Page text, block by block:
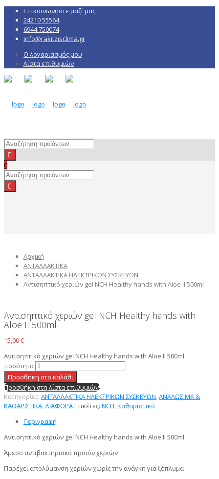
Επικοινωνήστε μαζί μας:
24210 55564
6944 750074
info@rakitzisclima.gr
Ο λογαριασμός μου
Λίστα επιθυμιών
0
Αρχική
ΑΝΤΑΛΛΑΚΤΙΚΑ
AΝΤΑΛΛΑΚΤΙΚΑ ΗΛΕΚΤΡΙΚΩΝ ΣΥΣΚΕΥΩΝ
Αντισηπτικό χεριών gel NCH Healthy hands with Aloe II 500ml
Αντισηπτικό χεριών gel NCH Healthy hands with
Aloe II 500ml
15,00€
Αντισηπτικό χεριών gel NCH Healthy hands with Aloe II 500ml
ποσότητα
Προσθήκη στο καλάθι
Προσθήκη στη λίστα επιθυμιών!
Κατηγορίες: AΝΤΑΛΛΑΚΤΙΚΑ ΗΛΕΚΤΡΙΚΩΝ ΣΥΣΚΕΥΩΝ,ΑΝΑΛΩΣΙΜΑ &
ΚΑΘΑΡΙΣΤΙΚΑ, ΔΙΑΦΟΡΑ Ετικέτες: NCH,Καθαριστικό
Περιγραφή
Αντισηπτικό χεριών gel NCH Healthy hands with Aloe II 500ml
Άμεσο αντιβακτηριακό προϊόν χεριών
Παρέχει απολύμανση χεριών χωρίς την ανάγκη για ξέπλυμα